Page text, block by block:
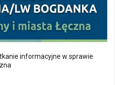
informacyjne w sprawie